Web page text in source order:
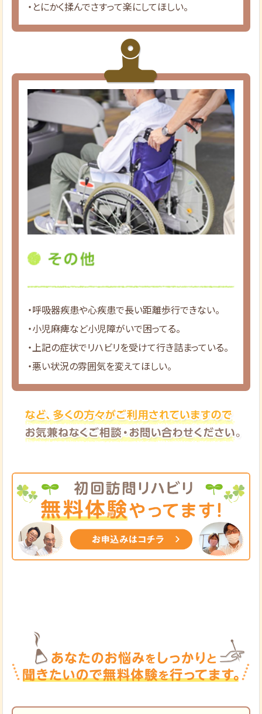
・とにかく揉んでさすって楽にしてほしい。
・呼吸器疾患や心疾患で長い距離歩行できない。
・小児麻痺など小児障がいで困ってる。
・上記の症状でリハビリを受けて行き詰まっている。
・悪い状況の雰囲気を変えてほしい。